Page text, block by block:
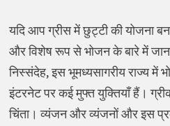
यदि आप ग्रीस में छुट्टी की योजना
और विशेष रूप से भोजन के बारे में
निस्संदेह, इस भूमध्यसागरीय राज्य
इंटरनेट पर कई मुफ्त युक्तियाँ हैं।
चिंता। व्यंजन और व्यंजनों और इस